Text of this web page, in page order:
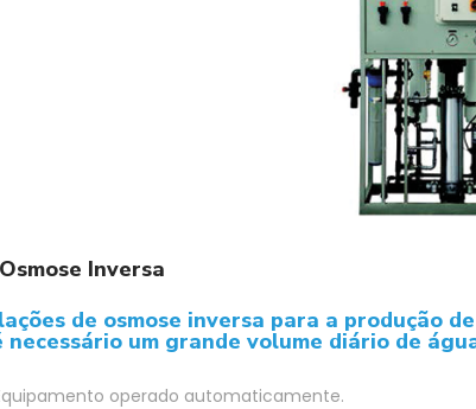
Inversa
de osmose inversa para a produção
necessário um grande volume diário de
operado automaticamente.